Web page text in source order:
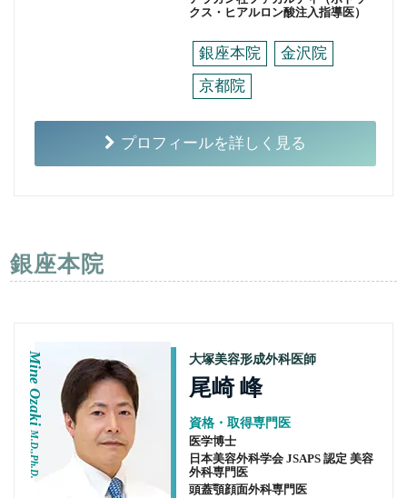
クス・ヒアルロン酸注入指導医）
銀座本院
金沢院
京都院
プロフィールを詳しく見る
銀座本院
Mine Ozaki
M.D.,Ph.D.
大塚美容形成外科医師
尾崎 峰
資格・取得専門医
医学博士
日本美容外科学会 JSAPS 認定 美容
外科専門医
頭蓋顎顔面外科専門医